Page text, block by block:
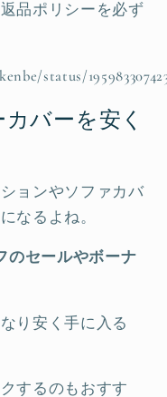
品ポリシーを必ず
status/
バーを安く
ョンやソファカバ
なるよね。
のセールやボーナ
り安く手に入る
するのもおすす